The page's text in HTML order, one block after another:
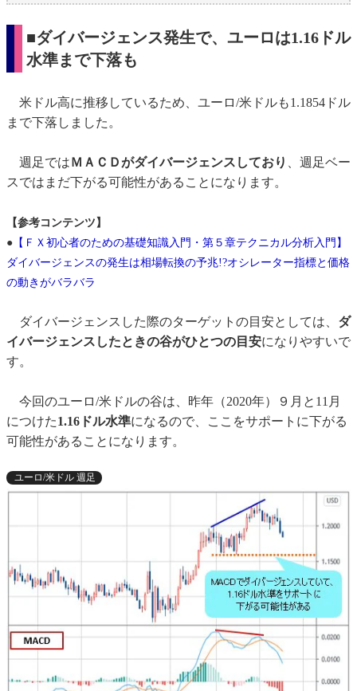
■ダイバージェンス発生で、ユーロは1.16ドル
水準まで下落も
米ドル高に推移しているため、ユーロ/米ドルも1.1854ドル
まで下落しました。
週足では ＭＡＣＤがダイバージェンスしており 、週足ベー
スではまだ下がる可能性があることになります。
【参考コンテンツ】
● 【ＦＸ初心者のための基礎知識入門・第５章テクニカル分析入門】
ダイバージェンスの発生は相場転換の予兆!?オシレーター指標と価格
の動きがバラバラ
ダイバージェンスした際のターゲットの目安としては、 ダ
イバージェンスしたときの谷がひとつの目安になりやすいで
す。
今回のユーロ/米ドルの谷は、昨年（2020年）９月と11月
につけた1.16ドル水準になるので、ここをサポートに下がる
可能性があることになります。
ユーロ/米ドル 週足